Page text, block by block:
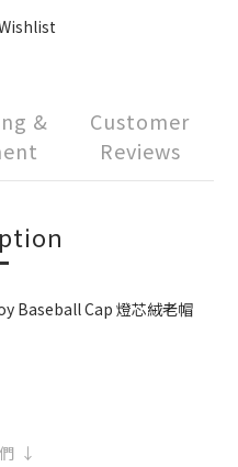
&
Customer
Reviews
Baseball Cap 燈芯絨老帽
↓